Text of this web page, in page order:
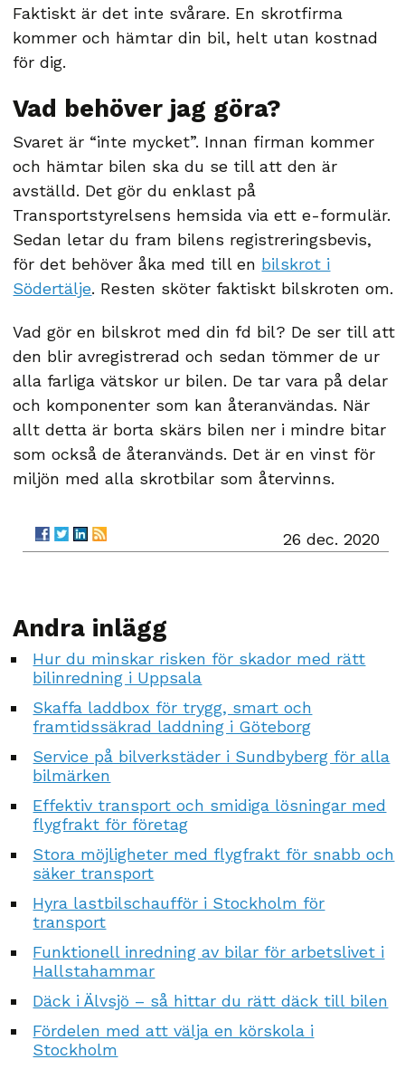
Faktiskt är det inte svårare. En skrotfirma
kommer och hämtar din bil, helt utan kostnad
för dig.
Vad behöver jag göra?
Svaret är “inte mycket”. Innan firman kommer
och hämtar bilen ska du se till att den är
avställd. Det gör du enklast på
Transportstyrelsens hemsida via ett e-formulär.
Sedan letar du fram bilens registreringsbevis,
för det behöver åka med till en bilskrot i
Södertälje. Resten sköter faktiskt bilskroten om.
Vad gör en bilskrot med din fd bil? De ser till att
den blir avregistrerad och sedan tömmer de ur
alla farliga vätskor ur bilen. De tar vara på delar
och komponenter som kan återanvändas. När
allt detta är borta skärs bilen ner i mindre bitar
som också de återanvänds. Det är en vinst för
miljön med alla skrotbilar som återvinns.
26 dec. 2020
Andra inlägg
Hur du minskar risken för skador med rätt
bilinredning i Uppsala
Skaffa laddbox för trygg, smart och
framtidssäkrad laddning i Göteborg
Service på bilverkstäder i Sundbyberg för alla
bilmärken
Effektiv transport och smidiga lösningar med
flygfrakt för företag
Stora möjligheter med flygfrakt för snabb och
säker transport
Hyra lastbilschaufför i Stockholm för
transport
Funktionell inredning av bilar för arbetslivet i
Hallstahammar
Däck i Älvsjö – så hittar du rätt däck till bilen
Fördelen med att välja en körskola i
Stockholm